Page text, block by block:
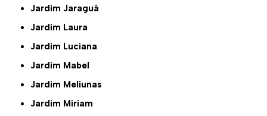
Jardim Jaraguá
Jardim Laura
Jardim Luciana
Jardim Mabel
Jardim Meliunas
Jardim Miriam